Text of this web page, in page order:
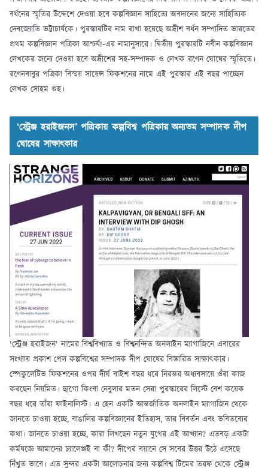
বর্ধনের স্মৃতির উদ্দেশে দেওয়া হবে কল্পবিজ্ঞান সাহিত্যে অবদানের জন্যে সাহিত্যিক
দেবজ্যোতি ভট্টাচার্যকে। পুরস্কারটির নাম রাখা হয়েছে অদ্রীশ বর্ধন সম্পাদিত ভারতের
প্রথম কল্পবিজ্ঞান পত্রিকা আশ্চর্য!-এর নামানুসারে। দ্বিতীয় পুরস্কারটি নবীন কল্পবিজ্ঞান
লেখকের জন্যে দেওয়া হবে অদ্রীশের সহ-সম্পাদক ও লেখক রণেন ঘোষের স্মৃতিতে।
রণেনবাবুর পত্রিকা বিস্ময় সায়েন্স ফিকশনের নামে এই পুরস্কার এই বছর পাচ্ছেন
লেখক সোহম গুহ।
‘স্ট্রেঞ্জ হরাইজনস’ পত্রিকায় কল্পবিশ্ব পত্রিকার অন্যতম সম্পাদক দীপ
ঘোষের সাক্ষাৎকার
'স্ট্রেঞ্জ হরাইজন' নামের বিশ্ববিখ্যাত ও বিশ্বনন্দিত অনলাইন ম্যাগাজিনে এবারের
সংখ্যায় প্রকাশ পেল কল্পবিশ্বের সম্পাদক দীপ ঘোষের বিস্তারিত সাক্ষাৎকার।
স্পেকুলেটিভ ফিকশনের ওপর দীর্ঘ বাইশ বছর ধরে নিরন্তর অধ্যবসায়ে ওঁরা কাজ
করছেন নিয়মিত। হ্যুগো কিংবা নেবুলার মতন সেরা পুরস্কারের লিস্টে বেশ কয়েক
বছর ধরে তাঁরা ফাইনালিস্ট। এ হেন একটি আন্তর্জাতিক অনলাইন ম্যাগাজিন থেকে
জানতে চাওয়া হচ্ছে, বাঙালির কল্পবিজ্ঞানের ইতিহাস, তার বিবর্তন এবং ভবিতব্যের
কথা। জানতে চাওয়া হচ্ছে, কারা লিখছেন নতুন যুগের এই আখ্যান? এতবড় একটা
কর্মযজ্ঞে আমাদের চ্যালেঞ্জই বা কী? দীপের বয়ানে সে সবের উত্তর উঠে এসেছে
নিঁখুত ভাবে। এত সুন্দর একটা আলোচনার জন্য কল্পবিশ্ব টিমের তরফ থেকে স্ট্রেঞ্জ